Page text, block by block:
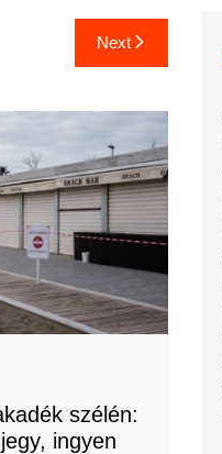
Next
szélén:
ingyen